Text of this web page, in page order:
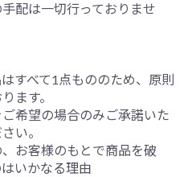
配は一切行っておりませ
すべて1点もののため、原則
ます。
希望の場合のみご承諾いた
い。
お客様のもとで商品を破
いかなる理由